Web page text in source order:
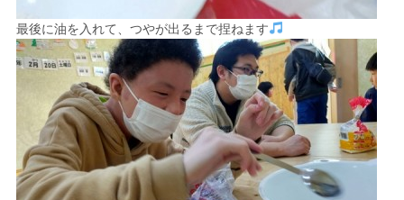
最後に油を入れて、つやが出るまで捏ねます